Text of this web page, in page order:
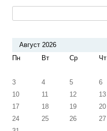
Август 2026
Пн
Вт Ср Чт
3
4 5 6
10
11 12 13
17
18 19 20
24
25 26 27